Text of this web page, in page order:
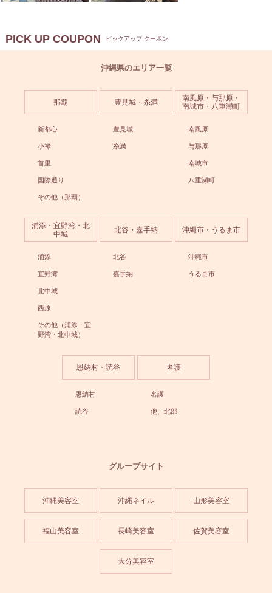
PICK UP COUPON ピックアップ クーポン
沖縄県のエリア一覧
那覇
新都心
小禄
首里
国際通り
その他（那覇）
豊見城・糸満
豊見城
糸満
南風原・与那原・
南城市・八重瀬町
南風原
与那原
南城市
八重瀬町
浦添・宜野湾・北
中城
浦添
宜野湾
北中城
西原
その他（浦添・宜
野湾・北中城）
北谷・嘉手納
北谷
嘉手納
沖縄市・うるま市
沖縄市
うるま市
恩納村・読谷
恩納村
読谷
名護
名護
他、北部
グループサイト
沖縄美容室 沖縄ネイル 山形美容室
福山美容室 長崎美容室 佐賀美容室
大分美容室